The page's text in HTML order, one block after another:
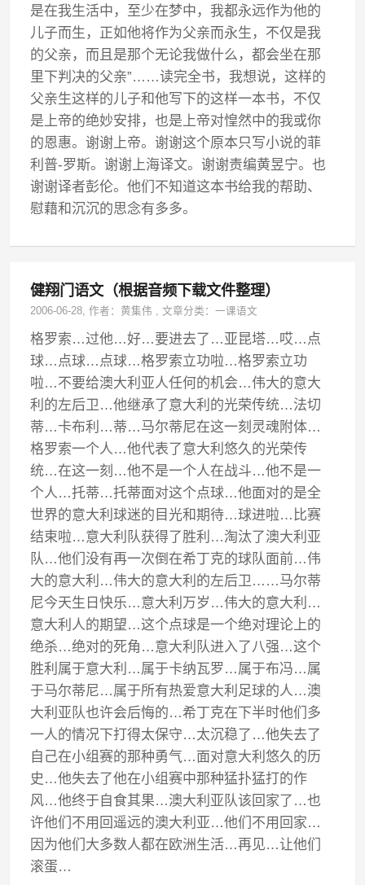
是在我生活中，至少在梦中，我都永远作为他的
儿子而生，正如他将作为父亲而永生，不仅是我
的父亲，而且是那个无论我做什么，都会坐在那
里下判决的父亲”……读完全书，我想说，这样的
父亲生这样的儿子和他写下的这样一本书，不仅
是上帝的绝妙安排，也是上帝对惶然中的我或你
的恩惠。谢谢上帝。谢谢这个原本只写小说的菲
利普-罗斯。谢谢上海译文。谢谢责编黄昱宁。也
谢谢译者彭伦。他们不知道这本书给我的帮助、
慰藉和沉沉的思念有多多。
健翔门语文（根据音频下载文件整理）
2006-06-28, 作者：黄集伟 ,文章分类：一课语文
格罗索…过他…好…要进去了…亚昆塔…哎…点
球…点球…点球…格罗索立功啦…格罗索立功
啦…不要给澳大利亚人任何的机会…伟大的意大
利的左后卫…他继承了意大利的光荣传统…法切
蒂…卡布利…蒂…马尔蒂尼在这一刻灵魂附体…
格罗索一个人…他代表了意大利悠久的光荣传
统…在这一刻…他不是一个人在战斗…他不是一
个人…托蒂…托蒂面对这个点球…他面对的是全
世界的意大利球迷的目光和期待…球进啦…比赛
结束啦…意大利队获得了胜利…淘汰了澳大利亚
队…他们没有再一次倒在希丁克的球队面前…伟
大的意大利…伟大的意大利的左后卫……马尔蒂
尼今天生日快乐…意大利万岁…伟大的意大利…
意大利人的期望…这个点球是一个绝对理论上的
绝杀…绝对的死角…意大利队进入了八强…这个
胜利属于意大利…属于卡纳瓦罗…属于布冯…属
于马尔蒂尼…属于所有热爱意大利足球的人…澳
大利亚队也许会后悔的…希丁克在下半时他们多
一人的情况下打得太保守…太沉稳了…他失去了
自己在小组赛的那种勇气…面对意大利悠久的历
史…他失去了他在小组赛中那种猛扑猛打的作
风…他终于自食其果…澳大利亚队该回家了…也
许他们不用回遥远的澳大利亚…他们不用回家…
因为他们大多数人都在欧洲生活…再见…让他们
滚蛋…